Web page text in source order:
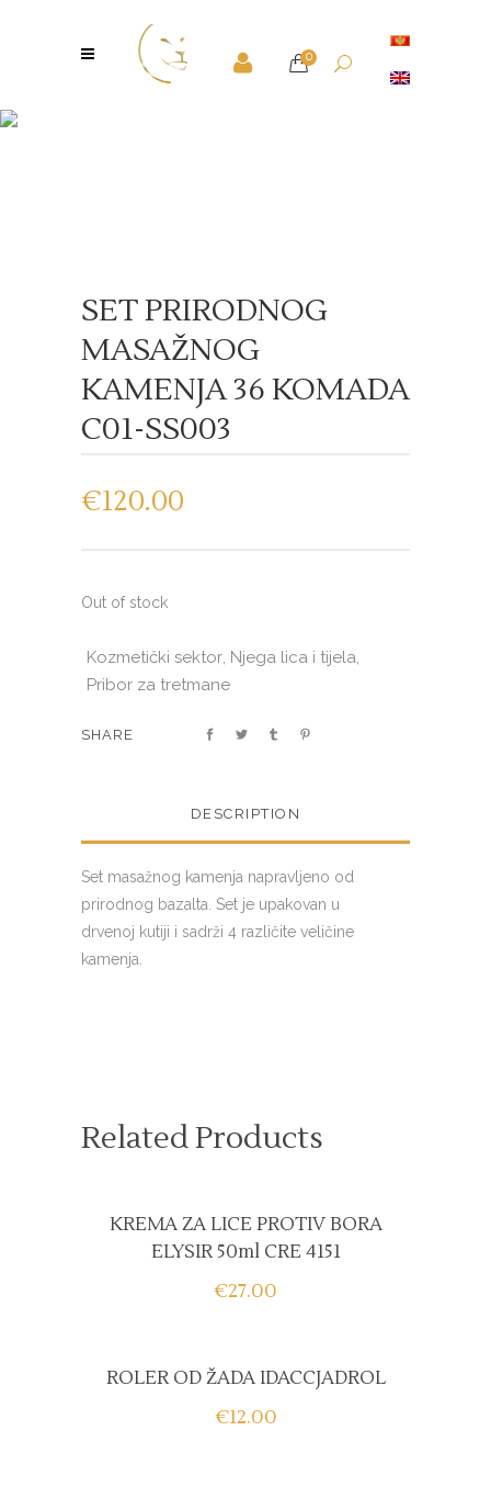
0
SET PRIRODNOG
MASAŽNOG
KAMENJA 36 KOMADA
C01-SS003
€120.00
Out of stock
Kozmetički sektor Njega lica i tijela
Pribor za tretmane
SHARE
DESCRIPTION
Set masažnog kamenja napravljeno od
prirodnog bazalta. Set je upakovan u
drvenoj kutiji i sadrži 4 različite veličine
kamenja.
Related Products
KREMA ZA LICE PROTIV BORA
ELYSIR 50ml CRE 4151
€27.00
ROLER OD ŽADA IDACCJADROL
€12.00